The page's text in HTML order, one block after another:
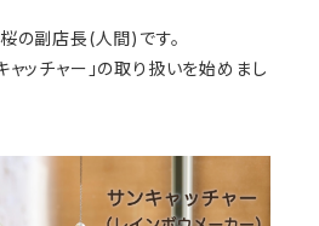
の副店長(人間)です。
ャッチャー」の取り扱いを始めまし